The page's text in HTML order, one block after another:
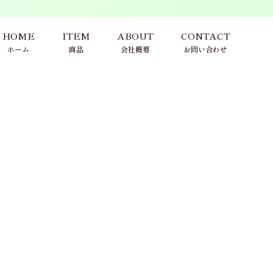
HOME
ホーム
ITEM
商品
ABOUT
会社概要
CONTACT
お問い合わせ